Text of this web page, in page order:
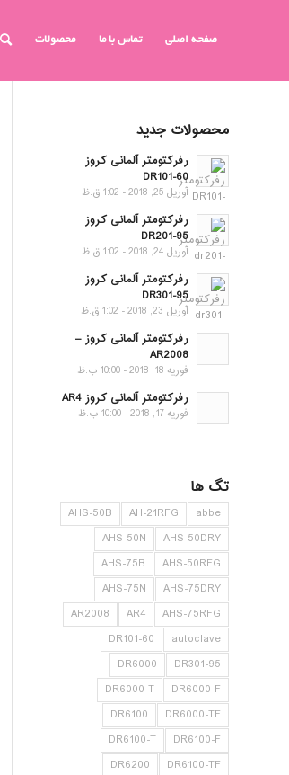
صفحه اصلی تماس با ما محصولات
محصولات جدید
رفرکتومتر آلمانی کروز
DR101-60
آوریل 25, 2018 - 1:02 ق.ظ
رفرکتومتر آلمانی کروز
DR201-95
آوریل 24, 2018 - 1:02 ق.ظ
رفرکتومتر آلمانی کروز
DR301-95
آوریل 23, 2018 - 1:02 ق.ظ
رفرکتومتر آلمانی کروز –
AR2008
فوریه 18, 2018 - 10:00 ب.ظ
رفرکتومتر آلمانی کروز AR4
فوریه 17, 2018 - 10:00 ب.ظ
تگ ها
abbe
AH-21RFG
AHS-50B
AHS-50DRY
AHS-50N
AHS-50RFG
AHS-75B
AHS-75DRY
AHS-75N
AHS-75RFG
AR4
AR2008
autoclave
DR101-60
DR301-95
DR6000
DR6000-F
DR6000-T
DR6000-TF
DR6100
DR6100-F
DR6100-T
DR6100-TF
DR6200